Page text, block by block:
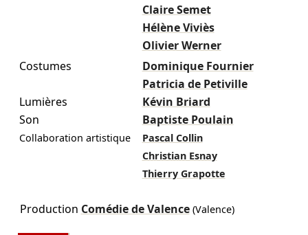
Claire Semet
Hélène Viviès
Olivier Werner
Costumes
Dominique Fournier
Patricia de Petiville
Lumières
Kévin Briard
Son
Baptiste Poulain
Collaboration artistique
Pascal Collin
Christian Esnay
Thierry Grapotte
Production Comédie de Valence(Valence)